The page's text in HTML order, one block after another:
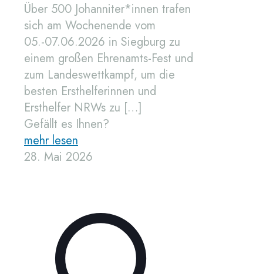
Über 500 Johanniter*innen trafen
sich am Wochenende vom
05.-07.06.2026 in Siegburg zu
einem großen Ehrenamts-Fest und
zum Landeswettkampf, um die
besten Ersthelferinnen und
Ersthelfer NRWs zu […]
Gefällt es Ihnen?
mehr lesen
28. Mai 2026